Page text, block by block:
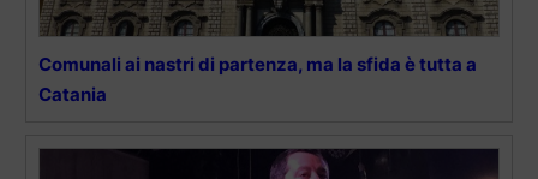
Comunali ai nastri di partenza, ma la sfida è tutta a
Catania